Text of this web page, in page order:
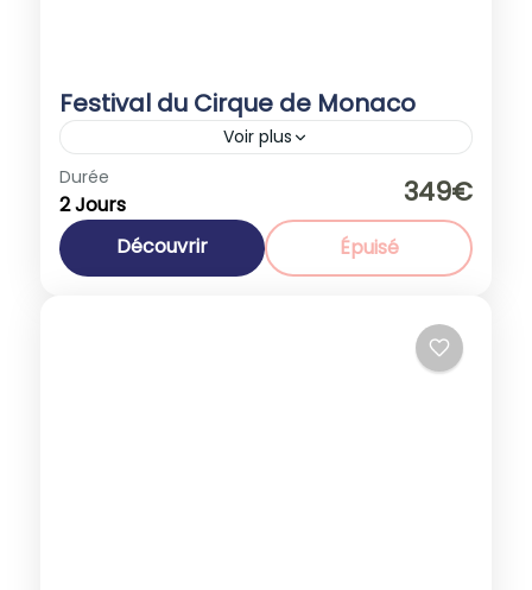
Festival du Cirque de Monaco
Voir plus
Europe
1-40 People
Durée
2 Jours 349€
Découvrir Épuisé